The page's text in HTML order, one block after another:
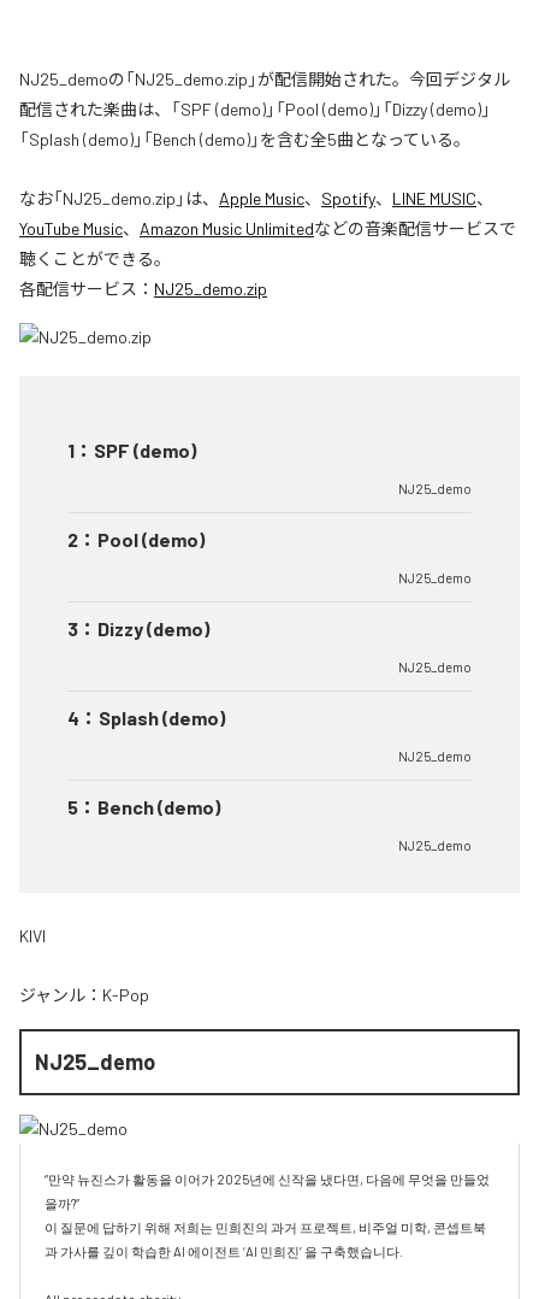
NJ25_demoの「NJ25_demo.zip」が配信開始された。今回デジタル
配信された楽曲は、「SPF (demo)」「Pool (demo)」「Dizzy (demo)」
「Splash (demo)」「Bench (demo)」を含む全5曲となっている。
なお「NJ25_demo.zip 」は、 Apple Music、 Spotify、 LINE MUSIC、
YouTube Music、 Amazon Music Unlimitedなどの音楽配信サービスで
聴くことができる。
各配信サービス： NJ25_demo.zip
1 ： SPF (demo)
NJ25_demo
2 ： Pool (demo)
NJ25_demo
3 ： Dizzy (demo)
NJ25_demo
4 ： Splash (demo)
NJ25_demo
5 ： Bench (demo)
NJ25_demo
KIVI
ジャンル： K-Pop
NJ25_demo
“만약 뉴진스가 활동을 이어가 2025년에 신작을 냈다면, 다음에 무엇을 만들었
을까?”
이 질문에 답하기 위해 저희는 민희진의 과거 프로젝트, 비주얼 미학, 콘셉트북
과 가사를 깊이 학습한 AI 에이전트 ‘AI 민희진’ 을 구축했습니다.